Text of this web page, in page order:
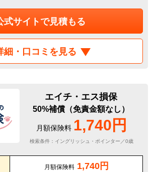
式サイトで見積もる
細・口コミを見る
エイチ・エス損保
50%補償（免責金額なし）
月額保険料 1,740円
検索条件：イングリッシュ・ポインター／0歳
月額保険料 1,740円